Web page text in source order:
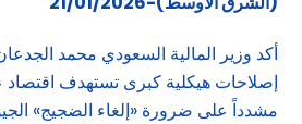
أكد وزير المالية السعودي محمد
مشدداً على ضرورة «إلغاء الضجيج»